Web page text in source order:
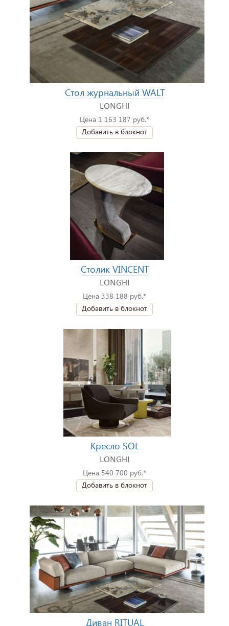
Стол журнальный WALT
LONGHI
Цена 1 163 187 руб.*
Добавить в блокнот
Столик VINCENT
LONGHI
Цена 338 188 руб.*
Добавить в блокнот
Кресло SOL
LONGHI
Цена 540 700 руб.*
Добавить в блокнот
Диван RITUAL